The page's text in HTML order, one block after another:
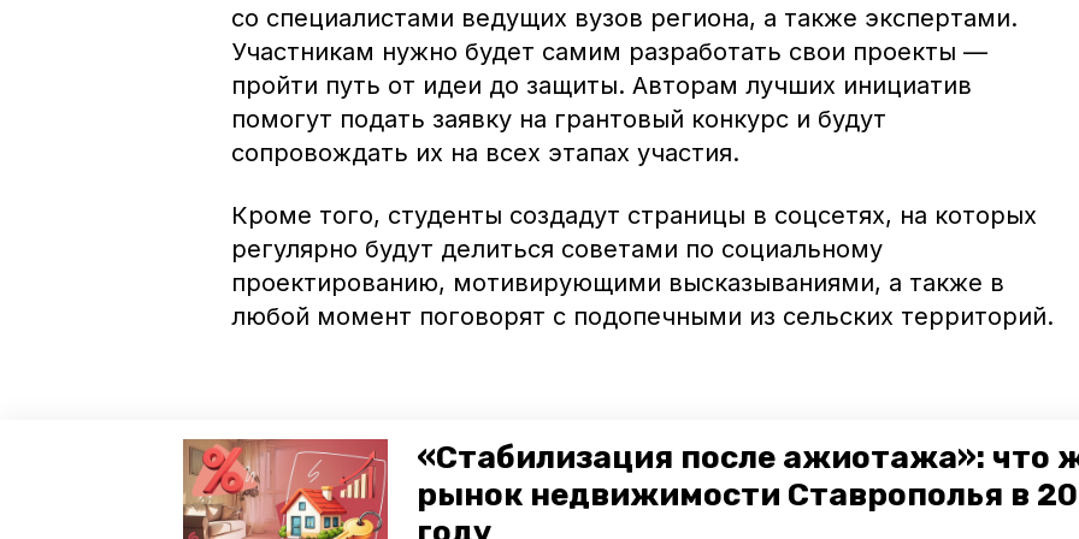
«Стабилизация после ажиотажа»: что
рынок недвижимости Ставрополья в
со специалистами ведущих вузов региона, а также экспертами.
Участникам нужно будет самим разработать свои проекты —
пройти путь от идеи до защиты. Авторам лучших инициатив
помогут подать заявку на грантовый конкурс и будут
сопровождать их на всех этапах участия.
Кроме того, студенты создадут страницы в соцсетях, на которых
регулярно будут делиться советами по социальному
проектированию, мотивирующими высказываниями, а также в
любой момент поговорят с подопечными из сельских территорий.
В то же время малые населённые пункты Ставрополья
продолжают развиваться. Губернатор Владимир Владимиров на
встрече с президентом РФ говорил о том, что большую роль